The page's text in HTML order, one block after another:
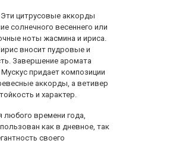
Эти цитрусовые аккорды
солнечного весеннего или
ноты жасмина и ириса.
вносит пудровые и
Завершение аромата
придает композиции
аккорды, а ветивер
и характер.
любого времени года,
как в дневное, так
своего